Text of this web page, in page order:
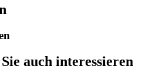
auch interessieren